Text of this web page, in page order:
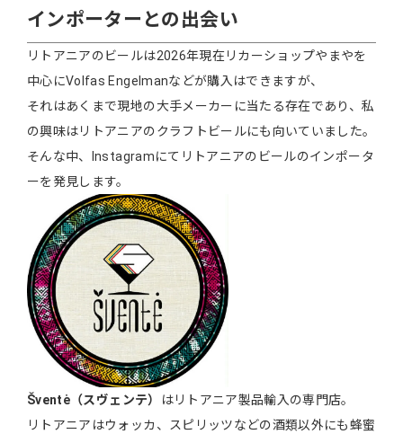
インポーターとの出会い
リトアニアのビールは2026年現在リカーショップやまやを
中心にVolfas Engelmanなどが購入はできますが、
それはあくまで現地の大手メーカーに当たる存在であり、私
の興味はリトアニアのクラフトビールにも向いていました。
そんな中、Instagramにてリトアニアのビールのインポータ
ーを発見します。
Šventė（スヴェンテ）
はリトアニア製品輸入の専門店。
リトアニアはウォッカ、スピリッツなどの酒類以外にも蜂蜜